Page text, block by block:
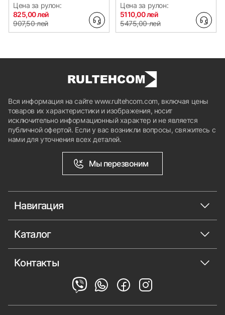
Цена за рулон:
825,00 лей
907,50 лей
Цена за рулон:
5110,00 лей
5475,00 лей
Вся информация на сайте www.rultehcom.com, включая цены
товаров их характеристики и изображения, носит
исключительно информационный характер и не является
публичной офертой. Если у вас возникли вопросы, свяжитесь с
нами для уточнения всех деталей.
Мы перезвоним
Навигация
Каталог
Контакты